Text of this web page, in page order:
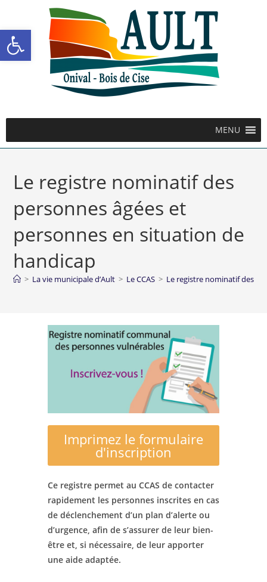
Ouvrir la barre d’outils
MENU
Le registre nominatif des
personnes âgées et
personnes en situation de
handicap
> La vie municipale d’Ault > Le CCAS > Le registre nominatif des
Imprimez le formulaire
d'inscription
Ce registre permet au CCAS de contacter
rapidement les personnes inscrites en cas
de déclenchement d’un plan d’alerte ou
d’urgence, afin de s’assurer de leur bien-
être et, si nécessaire, de leur apporter
une aide adaptée.